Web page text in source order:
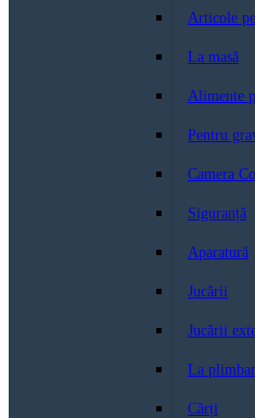
Articole
La masă
Alimente
Pentru
Camera
Siguranță
Aparatură
Jucării
Jucării
La
Cărți